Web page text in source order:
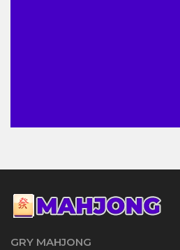
GRY MAHJONG